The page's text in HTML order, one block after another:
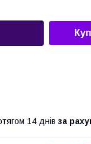
14 днів за